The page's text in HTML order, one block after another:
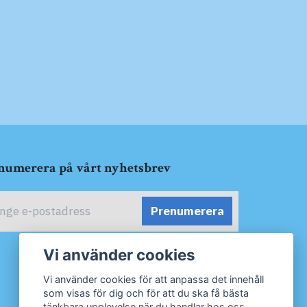
på vårt nyhetsbrev
Prenumerera
Vi använder cookies
Vi använder cookies för att anpassa det innehåll
som visas för dig och för att du ska få bästa